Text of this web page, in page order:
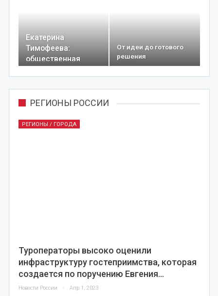
Екатерина
Тимофеева:
общественная
От идеи до готового
решения
РЕГИОНЫ РОССИИ
РЕГИОНЫ / ГОРОДА
Туроператоры высоко оценили
инфраструктуру гостеприимства, которая
создается по поручению Евгения…
Новости России Апр 1, 2023